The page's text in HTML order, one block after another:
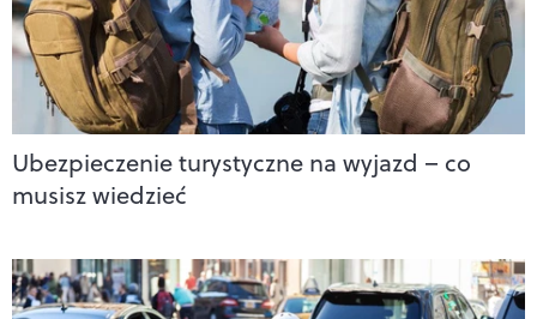
Ubezpieczenie turystyczne na wyjazd – co
musisz wiedzieć